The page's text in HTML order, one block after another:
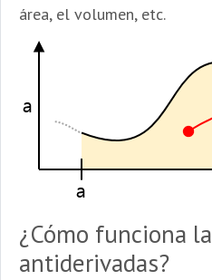
área, el volumen, etc.
¿Cómo funciona
antiderivadas?